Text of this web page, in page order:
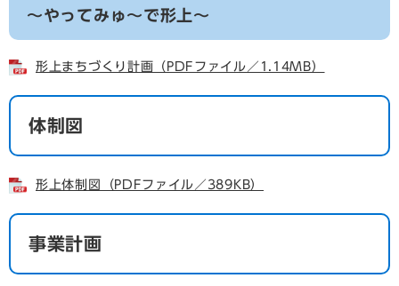
～やってみゅ～で形上～
形上まちづくり計画（PDFファイル／1.14MB）
体制図
形上体制図（PDFファイル／389KB）
事業計画